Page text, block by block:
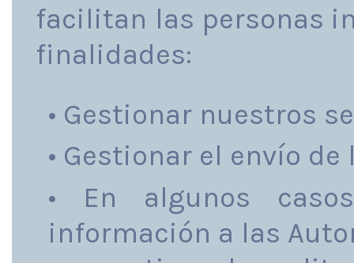
facilitan las personas
finalidades:
• Gestionar nuestros
• Gestionar el envío
• En algunos
información a las